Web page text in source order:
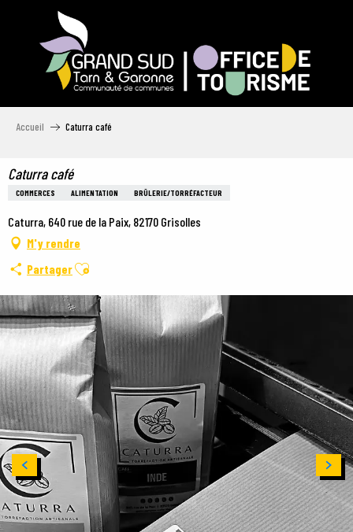
Accueil Caturra café
Caturra café
COMMERCES ALIMENTATION BRÛLERIE/TORRÉFACTEUR
Caturra, 640 rue de la Paix, 82170 Grisolles
M'y rendre
PartagerAjouter aux favoris